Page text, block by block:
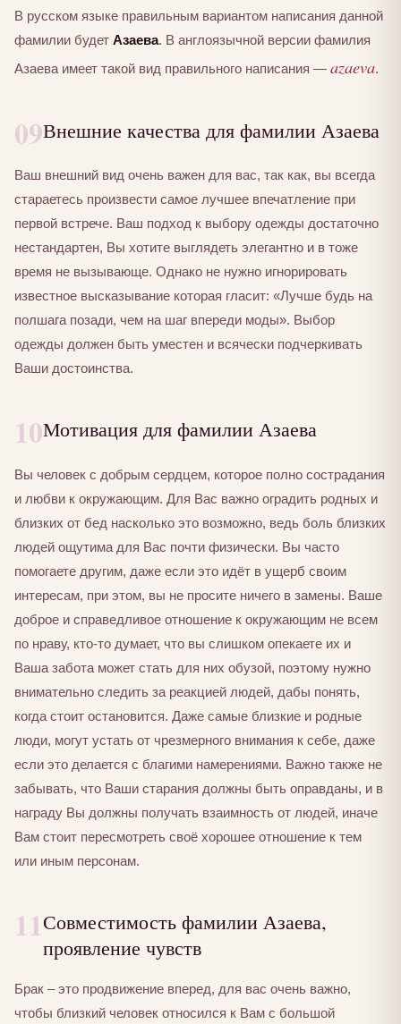
В русском языке правильным вариантом написания данной
фамилии будет Азаева. В англоязычной версии фамилия
Азаева имеет такой вид правильного написания — azaeva.
09Внешние качества для фамилии Азаева
Ваш внешний вид очень важен для вас, так как, вы всегда
стараетесь произвести самое лучшее впечатление при
первой встрече. Ваш подход к выбору одежды достаточно
нестандартен, Вы хотите выглядеть элегантно и в тоже
время не вызывающе. Однако не нужно игнорировать
известное высказывание которая гласит: «Лучше будь на
полшага позади, чем на шаг впереди моды». Выбор
одежды должен быть уместен и всячески подчеркивать
Ваши достоинства.
10Мотивация для фамилии Азаева
Вы человек с добрым сердцем, которое полно сострадания
и любви к окружающим. Для Вас важно оградить родных и
близких от бед насколько это возможно, ведь боль близких
людей ощутима для Вас почти физически. Вы часто
помогаете другим, даже если это идёт в ущерб своим
интересам, при этом, вы не просите ничего в замены. Ваше
доброе и справедливое отношение к окружающим не всем
по нраву, кто-то думает, что вы слишком опекаете их и
Ваша забота может стать для них обузой, поэтому нужно
внимательно следить за реакцией людей, дабы понять,
когда стоит остановится. Даже самые близкие и родные
люди, могут устать от чрезмерного внимания к себе, даже
если это делается с благими намерениями. Важно также не
забывать, что Ваши старания должны быть оправданы, и в
награду Вы должны получать взаимность от людей, иначе
Вам стоит пересмотреть своё хорошее отношение к тем
или иным персонам.
11Совместимость фамилии Азаева,
проявление чувств
Брак – это продвижение вперед, для вас очень важно,
чтобы близкий человек относился к Вам с большой